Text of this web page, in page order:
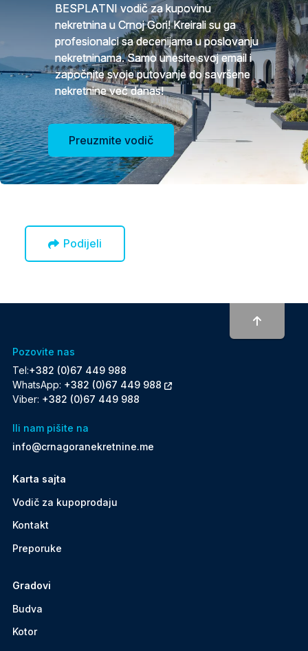
BESPLATNI vodič za kupovinu
nekretnina u Crnoj Gori! Kreirali su ga
profesionalci sa decenijama u poslovanju
nekretninama. Samo unesite svoj email i
započnite svoje putovanje do savršene
nekretnine već danas!
Preuzmite vodič
Podijeli
Pozovite nas
Tel:+382 (0)67 449 988
WhatsApp: +382 (0)67 449 988
Viber: +382 (0)67 449 988
Ili nam pišite na
info@crnagoranekretnine.me
Karta sajta
Vodič za kupoprodaju
Kontakt
Preporuke
Gradovi
Budva
Kotor
To top